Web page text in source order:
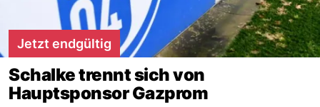
Jetzt endgültig
Schalke trennt sich von
Hauptsponsor Gazprom